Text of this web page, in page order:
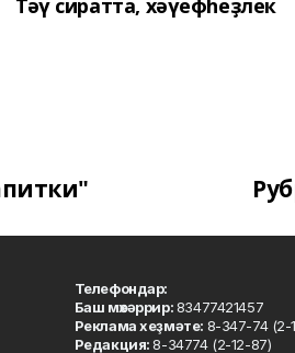
Тәү сиратта, хәүефһеҙлек
Телефондар:
Баш мөхәррир:83477421457
Реклама хеҙмәте: 8-347-74 (2-
Редакция:8-34774 (2-12-87)